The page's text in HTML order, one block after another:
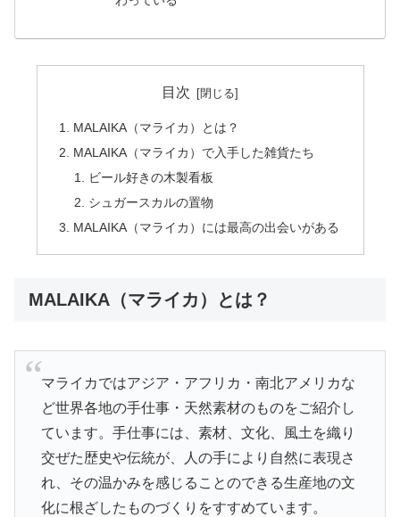
目次
MALAIKA（マライカ）とは？
MALAIKA（マライカ）で入手した雑貨たち
ビール好きの木製看板
シュガースカルの置物
MALAIKA（マライカ）には最高の出会いがある
MALAIKA（マライカ）とは？
マライカではアジア・アフリカ・南北アメリカな
ど世界各地の手仕事・天然素材のものをご紹介し
ています。手仕事には、素材、文化、風土を織り
交ぜた歴史や伝統が、人の手により自然に表現さ
れ、その温かみを感じることのできる生産地の文
化に根ざしたものづくりをすすめています。